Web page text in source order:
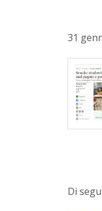
31
Di